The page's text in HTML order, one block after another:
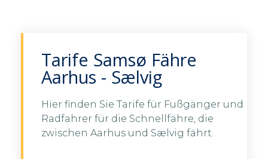
Tarife Samsø Fähre
Aarhus - Sælvig
Hier finden Sie Tarife für Fußgänger und
Radfahrer für die Schnellfähre, die
zwischen Aarhus und Sælvig fährt.
Tarife sehen Aarhus -
Samsø